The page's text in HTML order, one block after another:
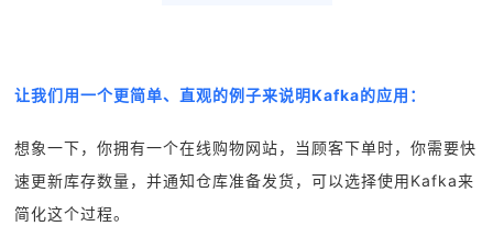
让我们用一个更简单、直观的例子来说明Kafka的应用：
想象一下，你拥有一个在线购物网站，当顾客下单时，你需要快
速更新库存数量，并通知仓库准备发货，可以选择使用Kafka来
简化这个过程。